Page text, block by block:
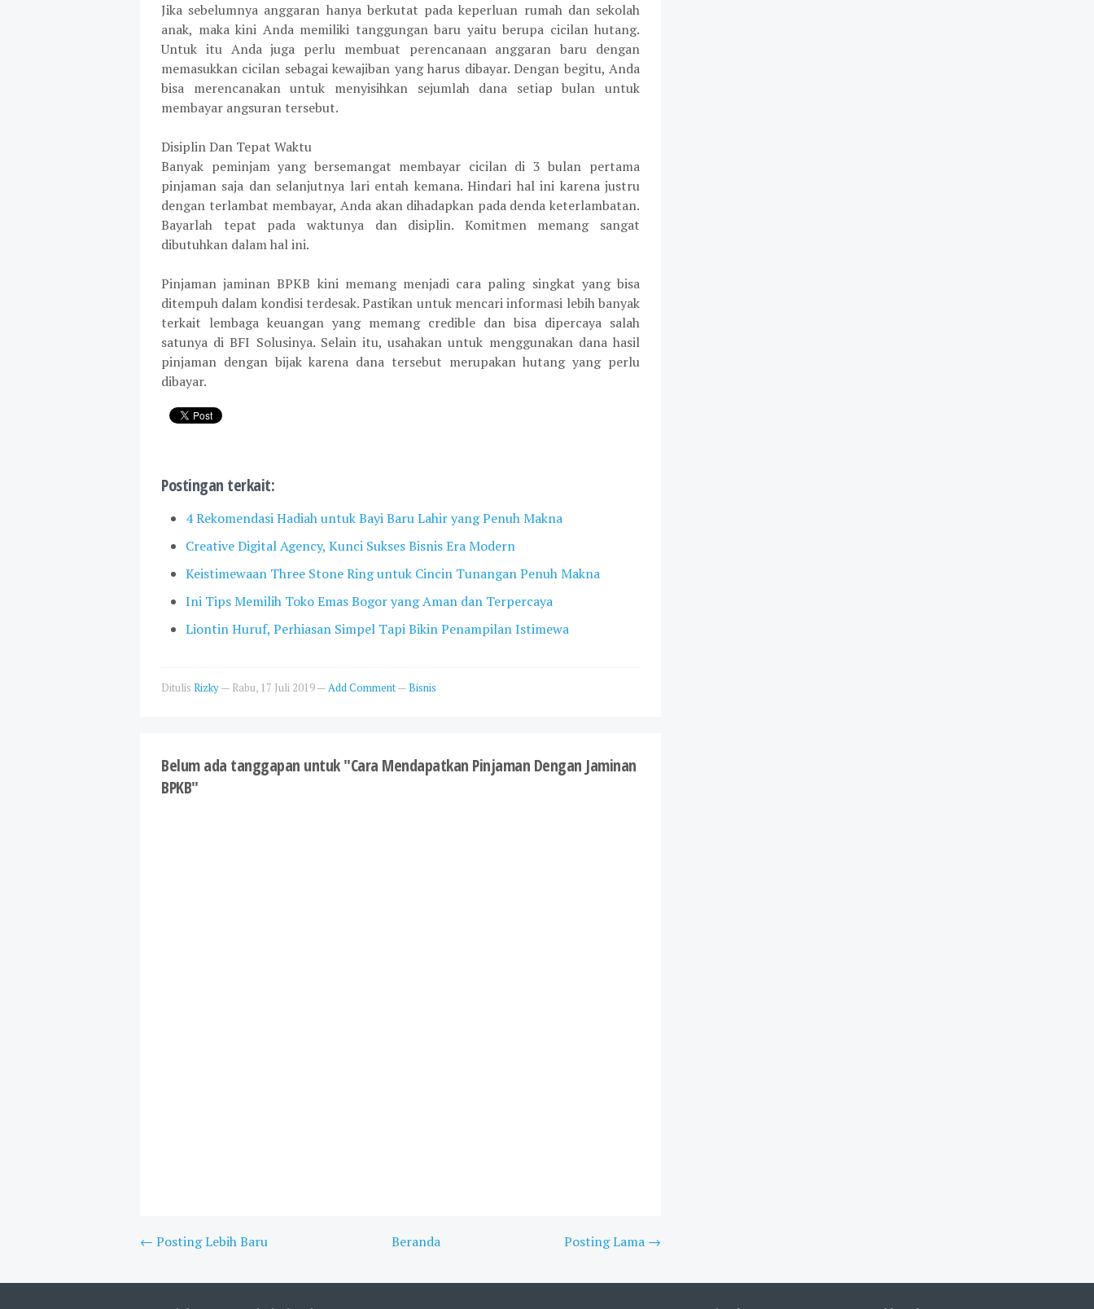
Jika sebelumnya anggaran hanya berkutat pada keperluan rumah dan sekolah
anak, maka kini Anda memiliki tanggungan baru yaitu berupa cicilan hutang.
Untuk itu Anda juga perlu membuat perencanaan anggaran baru dengan
memasukkan cicilan sebagai kewajiban yang harus dibayar. Dengan begitu, Anda
bisa merencanakan untuk menyisihkan sejumlah dana setiap bulan untuk
membayar angsuran tersebut.
Disiplin Dan Tepat Waktu
Banyak peminjam yang bersemangat membayar cicilan di 3 bulan pertama
pinjaman saja dan selanjutnya lari entah kemana. Hindari hal ini karena justru
dengan terlambat membayar, Anda akan dihadapkan pada denda keterlambatan.
Bayarlah tepat pada waktunya dan disiplin. Komitmen memang sangat
dibutuhkan dalam hal ini.
Pinjaman jaminan BPKB kini memang menjadi cara paling singkat yang bisa
ditempuh dalam kondisi terdesak. Pastikan untuk mencari informasi lebih banyak
terkait lembaga keuangan yang memang credible dan bisa dipercaya salah
satunya di BFI Solusinya. Selain itu, usahakan untuk menggunakan dana hasil
pinjaman dengan bijak karena dana tersebut merupakan hutang yang perlu
dibayar.
Postingan terkait:
4 Rekomendasi Hadiah untuk Bayi Baru Lahir yang Penuh Makna
Creative Digital Agency, Kunci Sukses Bisnis Era Modern
Keistimewaan Three Stone Ring untuk Cincin Tunangan Penuh Makna
Ini Tips Memilih Toko Emas Bogor yang Aman dan Terpercaya
Liontin Huruf, Perhiasan Simpel Tapi Bikin Penampilan Istimewa
Ditulis Rizky— Rabu, 17 Juli 2019—Add Comment—Bisnis
Belum ada tanggapan untuk "Cara Mendapatkan Pinjaman Dengan Jaminan
BPKB"
← Posting Lebih Baru Posting Lama →
Beranda